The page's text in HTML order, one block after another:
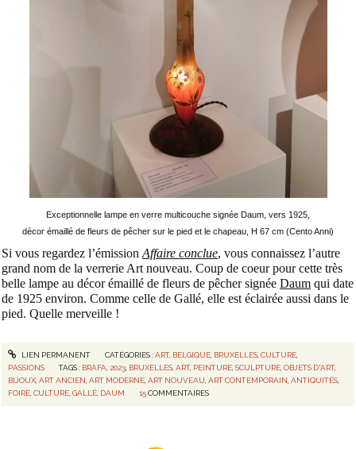
Exceptionnelle lampe en verre multicouche signée Daum, vers 1925,
décor émaillé de fleurs de pêcher sur le pied et le chapeau, H 67 cm (Cento Anni)
Si vous regardez l’émission Affaire conclue, vous connaissez l’autre
grand nom de la verrerie Art nouveau. Coup de coeur pour cette très
belle lampe au décor émaillé de fleurs de pêcher signée Daum qui date
de 1925 environ. Comme celle de Gallé, elle est éclairée aussi dans le
pied. Quelle merveille !
LIEN PERMANENT CATÉGORIES :ART, BELGIQUE, BRUXELLES, CULTURE,
PASSIONS
TAGS : BRAFA 2023 BRUXELLES ,ART, PEINTURE ,SCULPTURE ,OBJETS D'ART,
BIJOUX ,ART ANCIEN ,ART MODERNE ,ART NOUVEAU ,ART CONTEMPORAIN ,ANTIQUITÉS
FOIRE ,CULTURE ,GALLÉ DAUM 15 COMMENTAIRES